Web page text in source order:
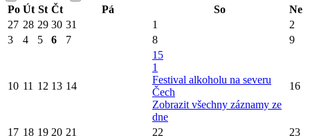
Po Út St Čt Pá So
Ne
27 28 29 30 31 1
2
3
4 5 6 7 8 9
10 11 12 13 14
15
1
Festival alkoholu na severu
Čech
Zobrazit všechny záznamy ze
dne
16
17 18 19 20 21 22 23